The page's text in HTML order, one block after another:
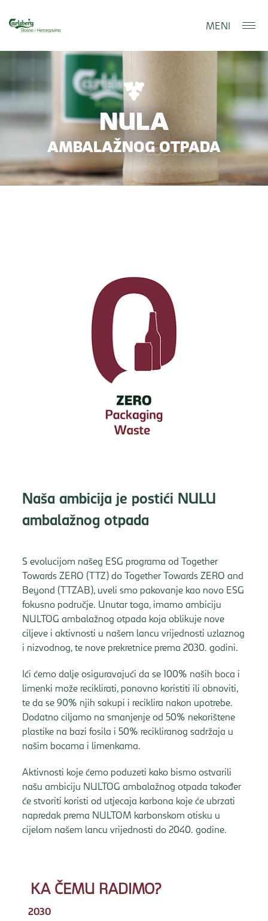
MENI
NULA
AMBALAŽNOG OTPADA
Naša ambicija je postići NULU
ambalažnog otpada
S evolucijom našeg ESG programa od Together
Towards ZERO (TTZ) do Together Towards ZERO and
Beyond (TTZAB), uveli smo pakovanje kao novo ESG
fokusno područje. Unutar toga, imamo ambiciju
NULTOG ambalažnog otpada koja oblikuje nove
ciljeve i aktivnosti u našem lancu vrijednosti uzlaznog
i nizvodnog, te nove prekretnice prema 2030. godini.
Ići ćemo dalje osiguravajući da se 100% naših boca i
limenki može reciklirati, ponovno koristiti ili obnoviti,
te da se 90% njih sakupi i reciklira nakon upotrebe.
Dodatno ciljamo na smanjenje od 50% nekorištene
plastike na bazi fosila i 50% recikliranog sadržaja u
našim bocama i limenkama.
Aktivnosti koje ćemo poduzeti kako bismo ostvarili
našu ambiciju NULTOG ambalažnog otpada također
će stvoriti koristi od utjecaja karbona koje će ubrzati
napredak prema NULTOM karbonskom otisku u
cijelom našem lancu vrijednosti do 2040. godine.
KA ČEMU RADIMO?
2030